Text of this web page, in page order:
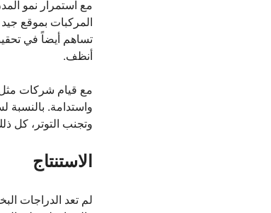
مع استمرار نمو
المركبات بموقع
تساهم أيضاً في
أنظف.
مع قيام شركات مثل
واستدامة. بالنسبة
وتجنب التوتر، كل
الاستنتاج
لم تعد الدراجات